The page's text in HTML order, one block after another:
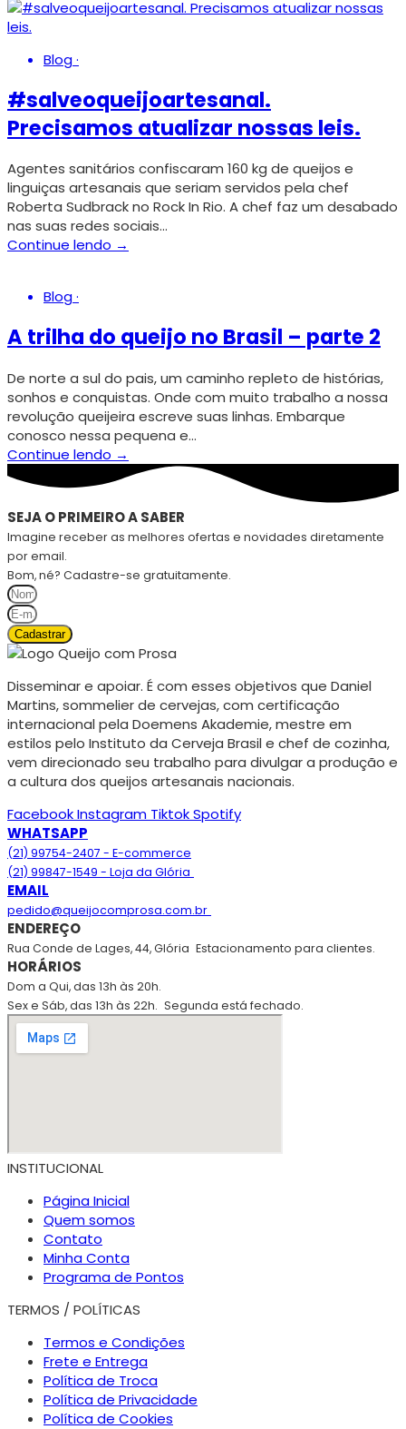
Blog·
#salveoqueijoartesanal.
Precisamos atualizar nossas leis.
Agentes sanitários confiscaram 160 kg de queijos e
linguiças artesanais que seriam servidos pela chef
Roberta Sudbrack no Rock In Rio. A chef faz um desabado
nas suas redes sociais…
Continue lendo →
Blog·
A trilha do queijo no Brasil – parte 2
De norte a sul do pais, um caminho repleto de histórias,
sonhos e conquistas. Onde com muito trabalho a nossa
revolução queijeira escreve suas linhas. Embarque
conosco nessa pequena e…
Continue lendo →
SEJA O PRIMEIRO A SABER
Imagine receber as melhores ofertas e novidades diretamente
por email.
Bom, né? Cadastre-se gratuitamente.
Cadastrar
Disseminar e apoiar. É com esses objetivos que Daniel
Martins, sommelier de cervejas, com certificação
internacional pela Doemens Akademie, mestre em
estilos pelo Instituto da Cerveja Brasil e chef de cozinha,
vem direcionado seu trabalho para divulgar a produção e
a cultura dos queijos artesanais nacionais.
FacebookInstagram TiktokSpotify
WHATSAPP
(21) 99754-2407 - E-commerce
(21) 99847-1549 - Loja da Glória
EMAIL
pedido@queijocomprosa.com.br
ENDEREÇO
Rua Conde de Lages, 44, Glória Estacionamento para clientes.
HORÁRIOS
Dom a Qui, das 13h às 20h.
Sex e Sáb, das 13h às 22h. Segunda está fechado.
INSTITUCIONAL
Página Inicial
Quem somos
Contato
Minha Conta
Programa de Pontos
TERMOS / POLÍTICAS
Termos e Condições
Frete e Entrega
Política de Troca
Política de Privacidade
Política de Cookies